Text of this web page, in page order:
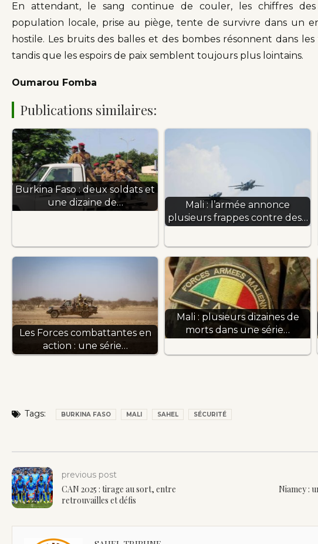
En attendant, le sang continue de couler, les chiffres des
population locale, prise au piège, tente de survivre dans un
hostile. Les bruits des balles et des bombes résonnent dans
tandis que les espoirs de paix semblent toujours plus lointains.
Oumarou Fomba
Publications similaires:
Burkina Faso : deux soldats et
une dizaine de…
Mali : l’armée annonce
plusieurs frappes contre des…
Les Forces combattantes en
action : une série…
Mali : plusieurs dizaines de
morts dans une série…
Tags: BURKINA FASO MALI SAHEL SÉCURITÉ
previous post
CAN 2025 : tirage au sort, entre
retrouvailles et défis
Niamey :